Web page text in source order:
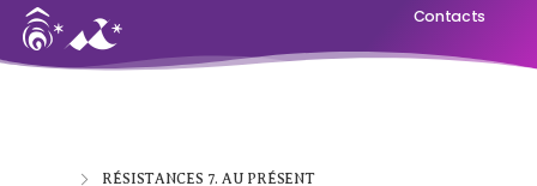
Contacts
RÉSISTANCES 7. AU PRÉSENT